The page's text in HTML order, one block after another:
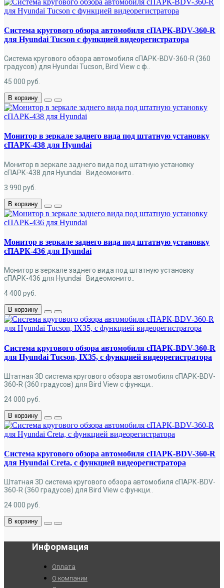
Система кругового обзора автомобиля сПАРК-BDV-360-R
для Hyundai Tucson с функцией видеорегистратора
Система кругового обзора автомобиля сПАРК-BDV-360-R (360
градусов) для Hyundai Tucson, Bird View с ф..
45 000 руб.
В корзину
Монитор в зеркале заднего вида под штатную установку
сПАРК-438 для Hyundai
Монитор в зеркале заднего вида под штатную установку
сПАРК-438 для Hyundai Видеомонито..
3 990 руб.
В корзину
Монитор в зеркале заднего вида под штатную установку
сПАРК-436 для Hyundai
Монитор в зеркале заднего вида под штатную установку
сПАРК-436 для Hyundai Видеомонито..
4 400 руб.
В корзину
Система кругового обзора автомобиля сПАРК-BDV-360-R
для Hyundai Tucson, IX35, с функцией видеорегистратора
Штатная 3D система кругового обзора автомобиля сПАРК-BDV-
360-R (360 градусов) для Bird View с функци..
24 000 руб.
В корзину
Система кругового обзора автомобиля сПАРК-BDV-360-R
для Hyundai Creta, с функцией видеорегистратора
Штатная 3D система кругового обзора автомобиля сПАРК-BDV-
360-R (360 градусов) для Bird View с функци..
24 000 руб.
В корзину
Информация
Оплата
О компании